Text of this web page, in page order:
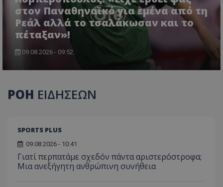
στον Παναθηναϊκό για εμένα από τη
Ρεάλ αλλά το τσαλάκωσαν και το
πέταξαν»!
09.08.2026 - 09:52
ΡΟΗ ΕΙΔΗΣΕΩΝ
SPORTS PLUS
09.08.2026 - 10:41
Γιατί περπατάμε σχεδόν πάντα αριστερόστροφα;
Μια ανεξήγητη ανθρώπινη συνήθεια